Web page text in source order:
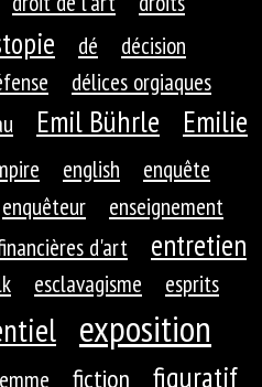
dé
décision
délices orgiaques
Emil Bührle
Emilie
english
enquête
enquêteur
enseignement
d'art entretien
esclavagisme esprits
exposition
fiction figuratif